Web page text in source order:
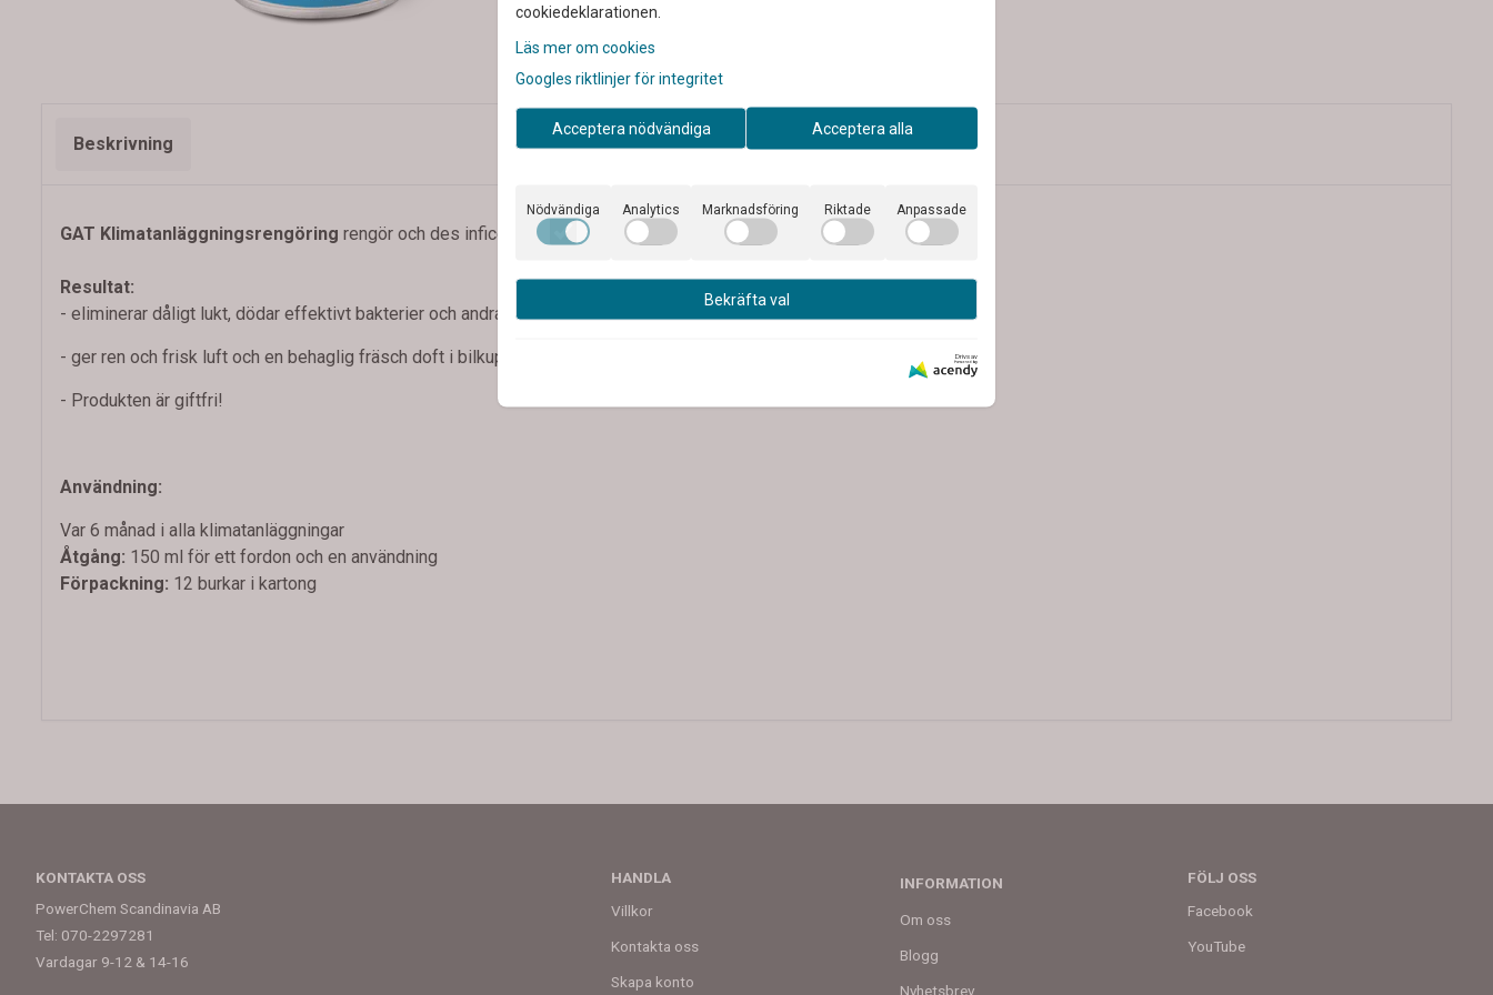
Beskrivning
GAT Klimatanläggningsrengöring rengör och des inficerar klimatanläggningen och hela fordonskupèn.
Resultat:
- eliminerar dåligt lukt, dödar effektivt bakterier och andra mikroorganismer
- ger ren och frisk luft och en behaglig fräsch doft i bilkupén
- Produkten är giftfri!
Användning:
Var 6 månad i alla klimatanläggningar
Åtgång: 150 ml för ett fordon och en användning
Förpackning: 12 burkar i kartong
KONTAKTA OSS
PowerChem Scandinavia AB
Tel: 070-2297281
Vardagar 9-12 & 14-16
HANDLA
Villkor
Kontakta oss
Skapa konto
INFORMATION
Om oss
Blogg
Nyhetsbrev
FÖLJ OSS
Facebook
YouTube
cookiedeklarationen.
Läs mer om cookies
Googles riktlinjer för integritet
Acceptera nödvändiga Acceptera alla
Nödvändiga Analytics Marknadsföring Riktade Anpassade
Bekräfta val
Drivs av